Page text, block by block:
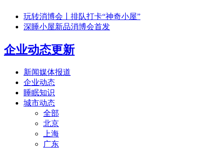
玩转消博会丨排队打卡“神奇小屋”
深睡小屋新品消博会首发
企业动态更新
新闻媒体报道
企业动态
睡眠知识
城市动态
全部
北京
上海
广东